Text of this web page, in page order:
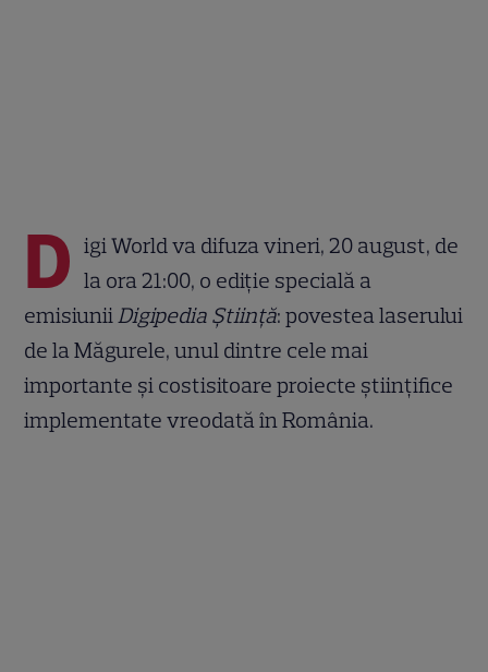
D igi World va difuza vineri, 20 august, de
la ora 21:00, o ediție specială a
emisiunii Digipedia Știință: povestea laserului
de la Măgurele, unul dintre cele mai
importante și costisitoare proiecte științifice
implementate vreodată în România.